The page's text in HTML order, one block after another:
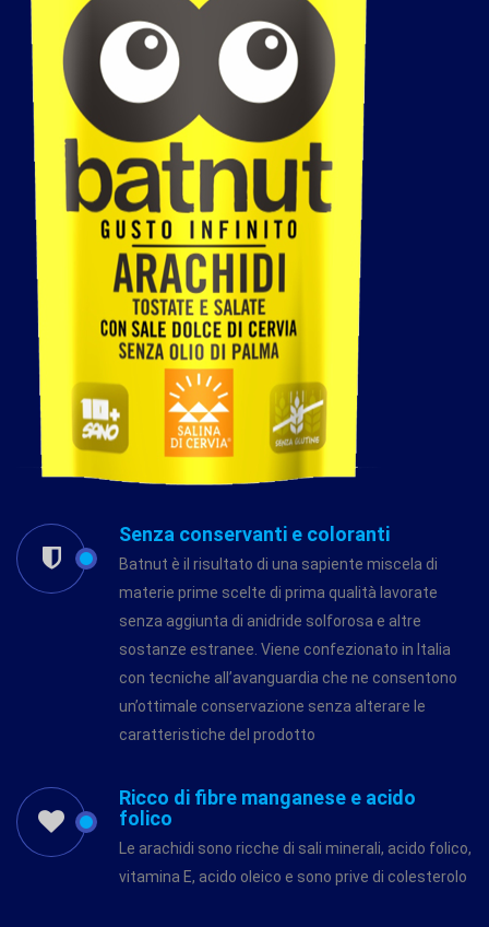
Senza conservanti e coloranti
Batnut è il risultato di una sapiente miscela di
materie prime scelte di prima qualità lavorate
senza aggiunta di anidride solforosa e altre
sostanze estranee. Viene confezionato in Italia
con tecniche all’avanguardia che ne consentono
un’ottimale conservazione senza alterare le
caratteristiche del prodotto
Ricco di fibre manganese e acido
folico
Le arachidi sono ricche di sali minerali, acido folico,
vitamina E, acido oleico e sono prive di colesterolo